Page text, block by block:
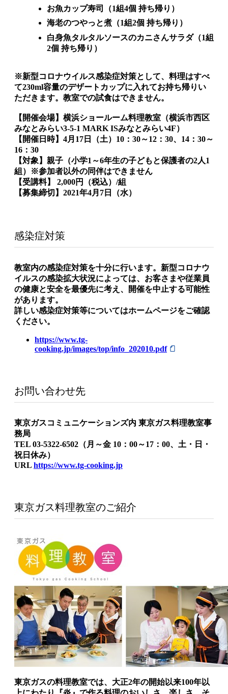
お魚カップ寿司（1組4個 持ち帰り）
海老のつやっと煮（1組2個 持ち帰り）
白身魚タルタルソースのカニさんサラダ（1組
2個 持ち帰り）
※新型コロナウイルス感染症対策として、料理はすべ
て230ml容量のデザートカップに入れてお持ち帰りい
ただきます。教室での試食はできません。
【開催会場】横浜ショールーム料理教室（横浜市西区
みなとみらい3-5-1 MARK ISみなとみらい4F）
【開催日時】4月17日（土）10：30～12：30、14：30～
16：30
【対象】親子（小学1～6年生の子どもと保護者の2人1
組）※参加者以外の同伴はできません
【受講料】 2,000円（税込）/組
【募集締切】2021年4月7日（水）
感染症対策
教室内の感染症対策を十分に行います。新型コロナウ
イルスの感染拡大状況によっては、お客さまや従業員
の健康と安全を最優先に考え、開催を中止する可能性
があります。
詳しい感染症対策等についてはホームページをご確認
ください。
https://www.tg-
cooking.jp/images/top/info_202010.pdf
お問い合わせ先
東京ガスコミュニケーションズ内 東京ガス料理教室事
務局
TEL 03-5322-6502（月～金 10：00～17：00、土・日・
祝日休み）
URL https://www.tg-cooking.jp
東京ガス料理教室のご紹介
東京ガスの料理教室では、大正2年の開始以来100年以